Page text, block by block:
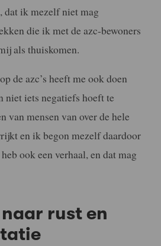
dat ik mezelf niet mag
die ik met de azc-bewoners
als thuiskomen.
de azc’s heeft me ook doen
niet iets negatiefs hoeft te
van mensen van over de hele
en ik begon mezelf daardoor
ook een verhaal, en dat mag
rust en